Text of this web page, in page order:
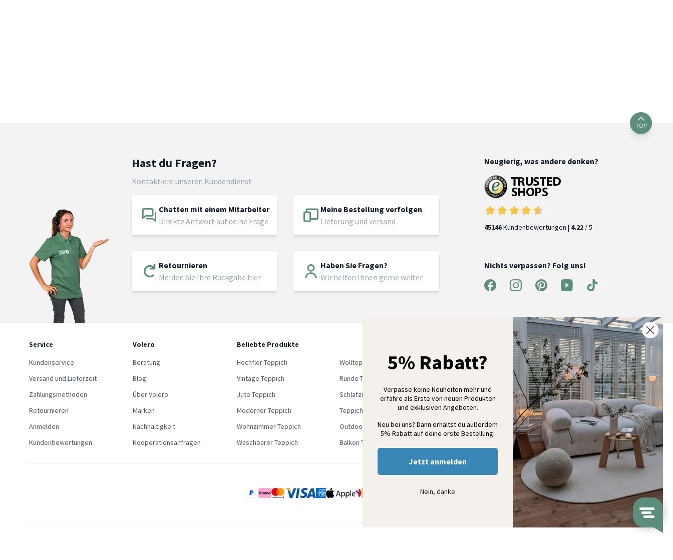
TOP
Hast du Fragen?
Kontaktiere unseren Kundendienst
Chatten mit einem Mitarbeiter
Direkte Antwort auf deine Frage
Meine Bestellung verfolgen
Lieferung und versand
Retournieren
Melden Sie Ihre Rückgabe hier
Haben Sie Fragen?
Wir helfen Ihnen gerne weiter
Neugierig, was andere denken?
45146Kundenbewertungen | 4.22 / 5
Nichts verpassen? Folg uns!
Service
Kundenservice
Versand und Lieferzeit
Zahlungsmethoden
Retournieren
Anmelden
Kundenbewertungen
Volero
Beratung
Blog
Über Volero
Marken
Nachhaltigkeit
Kooperationsanfragen
Beliebte Produkte
Hochflor Teppich
Wollteppich
Vintage Teppich
Runde Teppich
Jute Teppich
Schlafzimmer Teppich
Moderner Teppich
Teppich Outlet
Wohnzimmer Teppich
Outdoor Teppich
Waschbarer Teppich
Balkon Teppich
5% Rabatt auf deine erste Bestellung
Melde dich für unseren Newsletter an und entdecke neue
Kollektionen, Angebote und Wohnideen als Erstes
Anmelden
5% Rabatt?
Verpasse keine Neuheiten mehr und
erfahre als Erste von neuen Produkten
und exklusiven Angeboten.
Neu bei uns? Dann erhältst du außerdem
5% Rabatt auf deine erste Bestellung.
Jetzt anmelden
Nein, danke